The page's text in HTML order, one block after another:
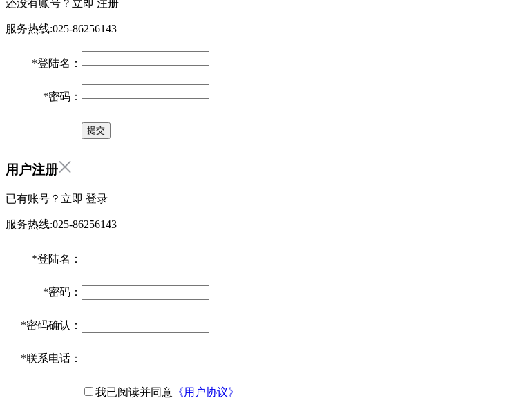
还没有账号？立即 注册
服务热线:025-86256143
*登陆名：
*密码：
用户注册
已有账号？立即 登录
服务热线:025-86256143
*登陆名：
*密码：
*密码确认：
*联系电话：
我已阅读并同意 《用户协议》